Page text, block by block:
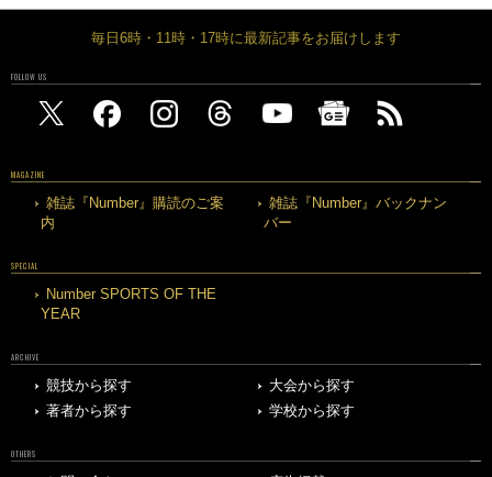
毎日6時・11時・17時に最新記事をお届けします
FOLLOW US
MAGAZINE
雑誌『Number』購読のご案
内
雑誌『Number』バックナン
バー
SPECIAL
Number SPORTS OF THE
YEAR
ARCHIVE
競技から探す
大会から探す
著者から探す
学校から探す
OTHERS